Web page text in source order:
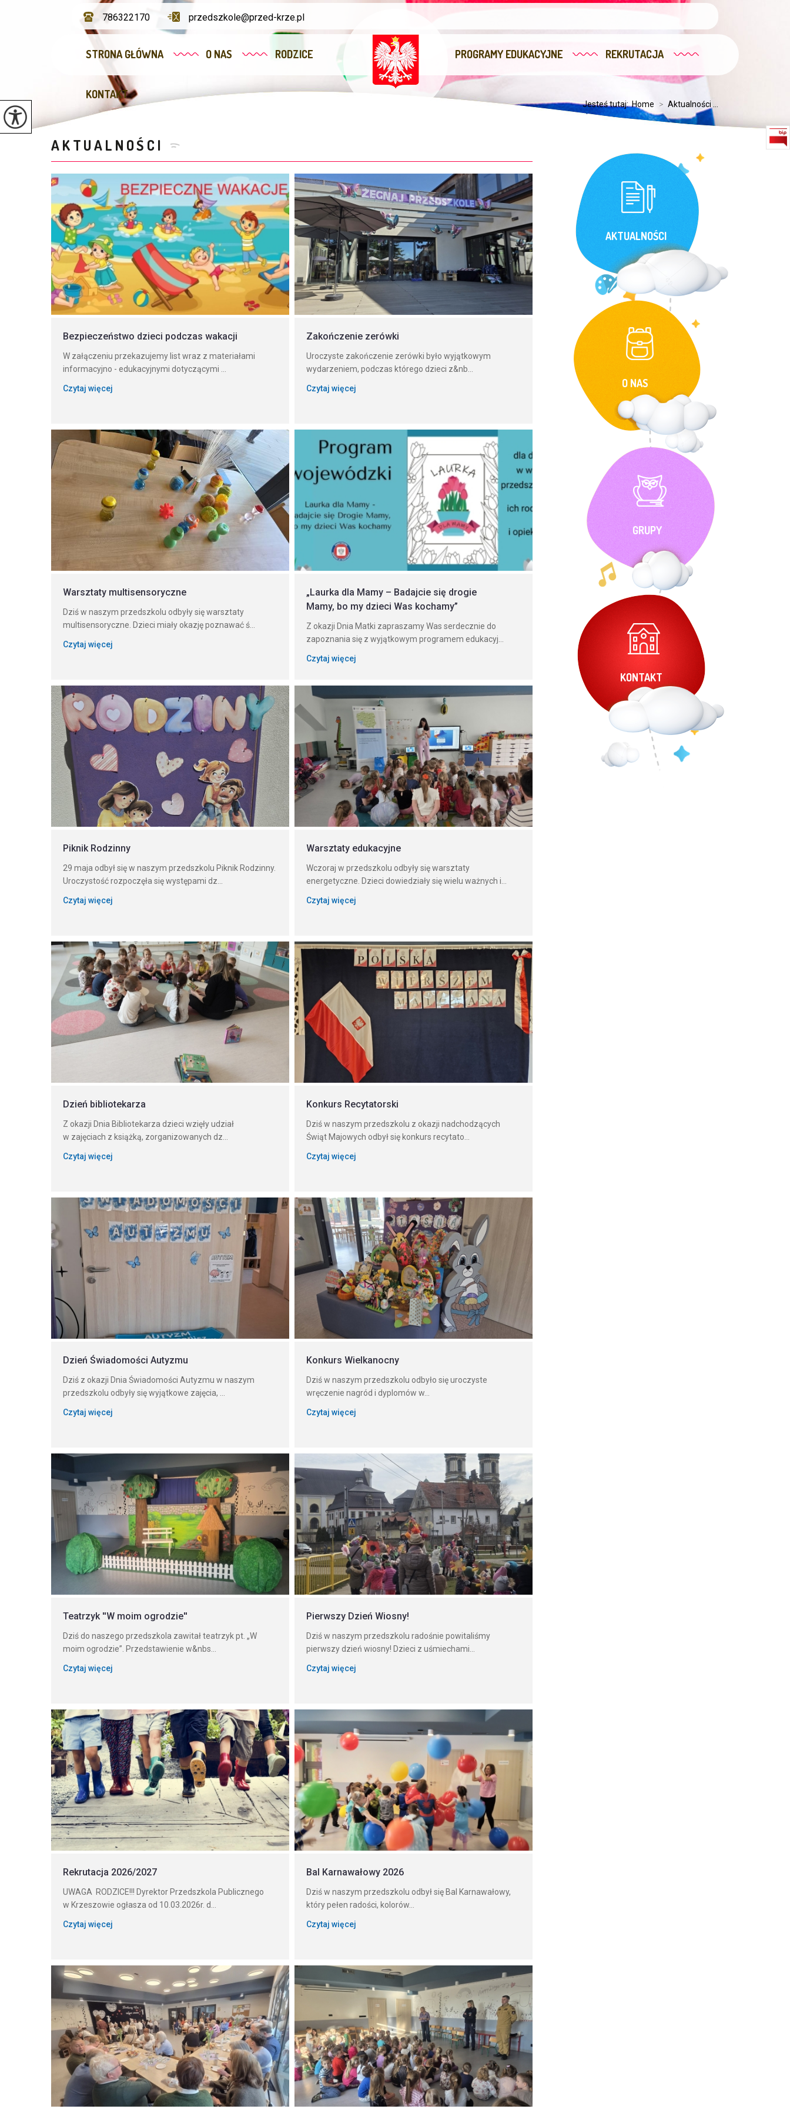
przedszkole@przed-krze.pl
786322170
STRONA GŁÓWNA O NAS RODZICE PROGRAMY EDUKACYJNE REKRUTACJA
KONTAKT
Jesteś tutaj:Home > Aktualności ...
AKTUALNOŚCI
Bezpieczeństwo dzieci podczas wakacji
W załączeniu przekazujemy list wraz z materiałami
informacyjno - edukacyjnymi dotyczącymi ...
Czytaj więcej
Zakończenie zerówki
Uroczyste zakończenie zerówki było wyjątkowym
wydarzeniem, podczas którego dzieci z&nb...
Czytaj więcej
Warsztaty multisensoryczne
Dziś w naszym przedszkolu odbyły się warsztaty
multisensoryczne. Dzieci miały okazję poznawać ś...
Czytaj więcej
„Laurka dla Mamy – Badajcie się drogie
Mamy, bo my dzieci Was kochamy”
Z okazji Dnia Matki zapraszamy Was serdecznie do
zapoznania się z wyjątkowym programem edukacyj...
Czytaj więcej
Piknik Rodzinny
29 maja odbył się w naszym przedszkolu Piknik Rodzinny.
Uroczystość rozpoczęła się występami dz...
Czytaj więcej
Warsztaty edukacyjne
Wczoraj w przedszkolu odbyły się warsztaty
energetyczne. Dzieci dowiedziały się wielu ważnych i...
Czytaj więcej
Dzień bibliotekarza
Z okazji Dnia Bibliotekarza dzieci wzięły udział
w zajęciach z książką, zorganizowanych dz...
Czytaj więcej
Konkurs Recytatorski
Dziś w naszym przedszkolu z okazji nadchodzących
Świąt Majowych odbył się konkurs recytato...
Czytaj więcej
Dzień Świadomości Autyzmu
Dziś z okazji Dnia Świadomości Autyzmu w naszym
przedszkolu odbyły się wyjątkowe zajęcia, ...
Czytaj więcej
Konkurs Wielkanocny
Dziś w naszym przedszkolu odbyło się uroczyste
wręczenie nagród i dyplomów w...
Czytaj więcej
Teatrzyk ''W moim ogrodzie''
Dziś do naszego przedszkola zawitał teatrzyk pt. „W
moim ogrodzie”. Przedstawienie w&nbs...
Czytaj więcej
Pierwszy Dzień Wiosny!
Dziś w naszym przedszkolu radośnie powitaliśmy
pierwszy dzień wiosny! Dzieci z uśmiechami...
Czytaj więcej
Rekrutacja 2026/2027
UWAGA RODZICE!!! Dyrektor Przedszkola Publicznego
w Krzeszowie ogłasza od 10.03.2026r. d...
Czytaj więcej
Bal Karnawałowy 2026
Dziś w naszym przedszkolu odbył się Bal Karnawałowy,
który pełen radości, kolorów...
Czytaj więcej
AKTUALNOŚCI
O NAS
GRUPY
KONTAKT